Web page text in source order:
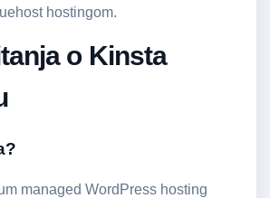
hostingom.
o Kinsta
managed WordPress hosting